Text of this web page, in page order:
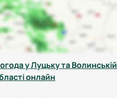
у Луцьку та Волинській
онлайн